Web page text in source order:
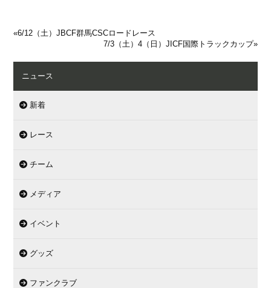
«6/12（土）JBCF群馬CSCロードレース
7/3（土）4（日）JICF国際トラックカップ»
ニュース
新着
レース
チーム
メディア
イベント
グッズ
ファンクラブ